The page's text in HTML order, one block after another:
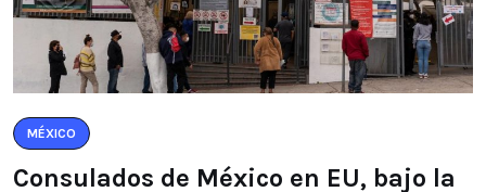
MÉXICO
Consulados de México en EU, bajo la